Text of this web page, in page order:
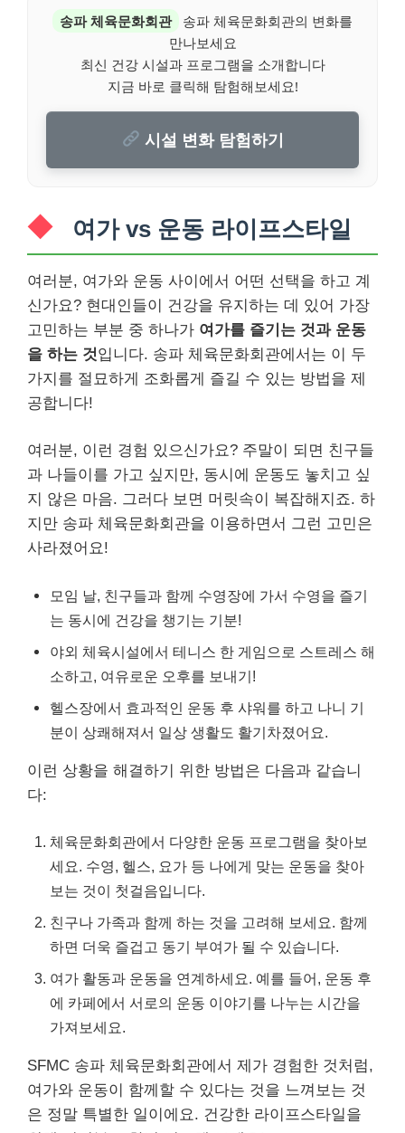
송파 체육문화회관
송파 체육문화회관의 변화를
만나보세요
최신 건강 시설과 프로그램을 소개합니다
지금 바로 클릭해 탐험해보세요!
시설 변화 탐험하기
여가 vs 운동 라이프스타일
여러분, 여가와 운동 사이에서 어떤 선택을 하고 계
신가요? 현대인들이 건강을 유지하는 데 있어 가장
고민하는 부분 중 하나가 여가를 즐기는 것과 운동
을 하는 것입니다. 송파 체육문화회관에서는 이 두
가지를 절묘하게 조화롭게 즐길 수 있는 방법을 제
공합니다!
여러분, 이런 경험 있으신가요? 주말이 되면 친구들
과 나들이를 가고 싶지만, 동시에 운동도 놓치고 싶
지 않은 마음. 그러다 보면 머릿속이 복잡해지죠. 하
지만 송파 체육문화회관을 이용하면서 그런 고민은
사라졌어요!
모임 날, 친구들과 함께 수영장에 가서 수영을 즐기
는 동시에 건강을 챙기는 기분!
야외 체육시설에서 테니스 한 게임으로 스트레스 해
소하고, 여유로운 오후를 보내기!
헬스장에서 효과적인 운동 후 샤워를 하고 나니 기
분이 상쾌해져서 일상 생활도 활기차졌어요.
이런 상황을 해결하기 위한 방법은 다음과 같습니
다:
체육문화회관에서 다양한 운동 프로그램을 찾아보
세요. 수영, 헬스, 요가 등 나에게 맞는 운동을 찾아
보는 것이 첫걸음입니다.
친구나 가족과 함께 하는 것을 고려해 보세요. 함께
하면 더욱 즐겁고 동기 부여가 될 수 있습니다.
여가 활동과 운동을 연계하세요. 예를 들어, 운동 후
에 카페에서 서로의 운동 이야기를 나누는 시간을
가져보세요.
SFMC 송파 체육문화회관에서 제가 경험한 것처럼,
여가와 운동이 함께할 수 있다는 것을 느껴보는 것
은 정말 특별한 일이에요. 건강한 라이프스타일을